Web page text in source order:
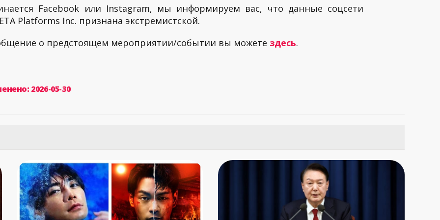
Facebook или Instagram, мы информируем вас, что данные соцсети
Platforms Inc. признана экстремистской.
о предстоящем мероприятии/событии вы можете здесь.
2026-05-30